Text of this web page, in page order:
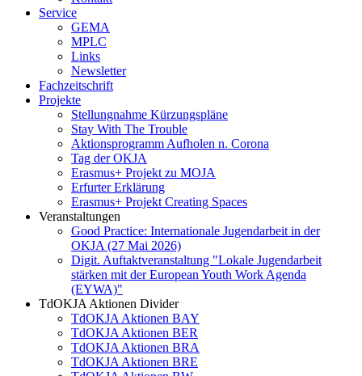
Service
GEMA
MPLC
Links
Newsletter
Fachzeitschrift
Projekte
Stellungnahme Kürzungspläne
Stay With The Trouble
Aktionsprogramm Aufholen n. Corona
Tag der OKJA
Erasmus+ Projekt zu MOJA
Erfurter Erklärung
Erasmus+ Projekt Creating Spaces
Veranstaltungen
Good Practice: Internationale Jugendarbeit in der
OKJA (27 Mai 2026)
Digit. Auftaktveranstaltung "Lokale Jugendarbeit
stärken mit der European Youth Work Agenda
(EYWA)"
TdOKJA Aktionen Divider
TdOKJA Aktionen BAY
TdOKJA Aktionen BER
TdOKJA Aktionen BRA
TdOKJA Aktionen BRE